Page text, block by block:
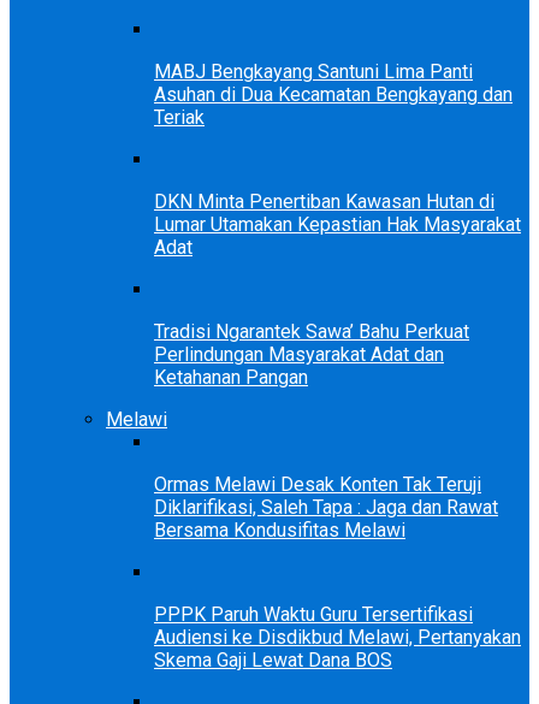
MABJ Bengkayang Santuni Lima Panti
Asuhan di Dua Kecamatan Bengkayang dan
Teriak
DKN Minta Penertiban Kawasan Hutan di
Lumar Utamakan Kepastian Hak Masyarakat
Adat
Tradisi Ngarantek Sawa’ Bahu Perkuat
Perlindungan Masyarakat Adat dan
Ketahanan Pangan
Melawi
Ormas Melawi Desak Konten Tak Teruji
Diklarifikasi, Saleh Tapa : Jaga dan Rawat
Bersama Kondusifitas Melawi
PPPK Paruh Waktu Guru Tersertifikasi
Audiensi ke Disdikbud Melawi, Pertanyakan
Skema Gaji Lewat Dana BOS